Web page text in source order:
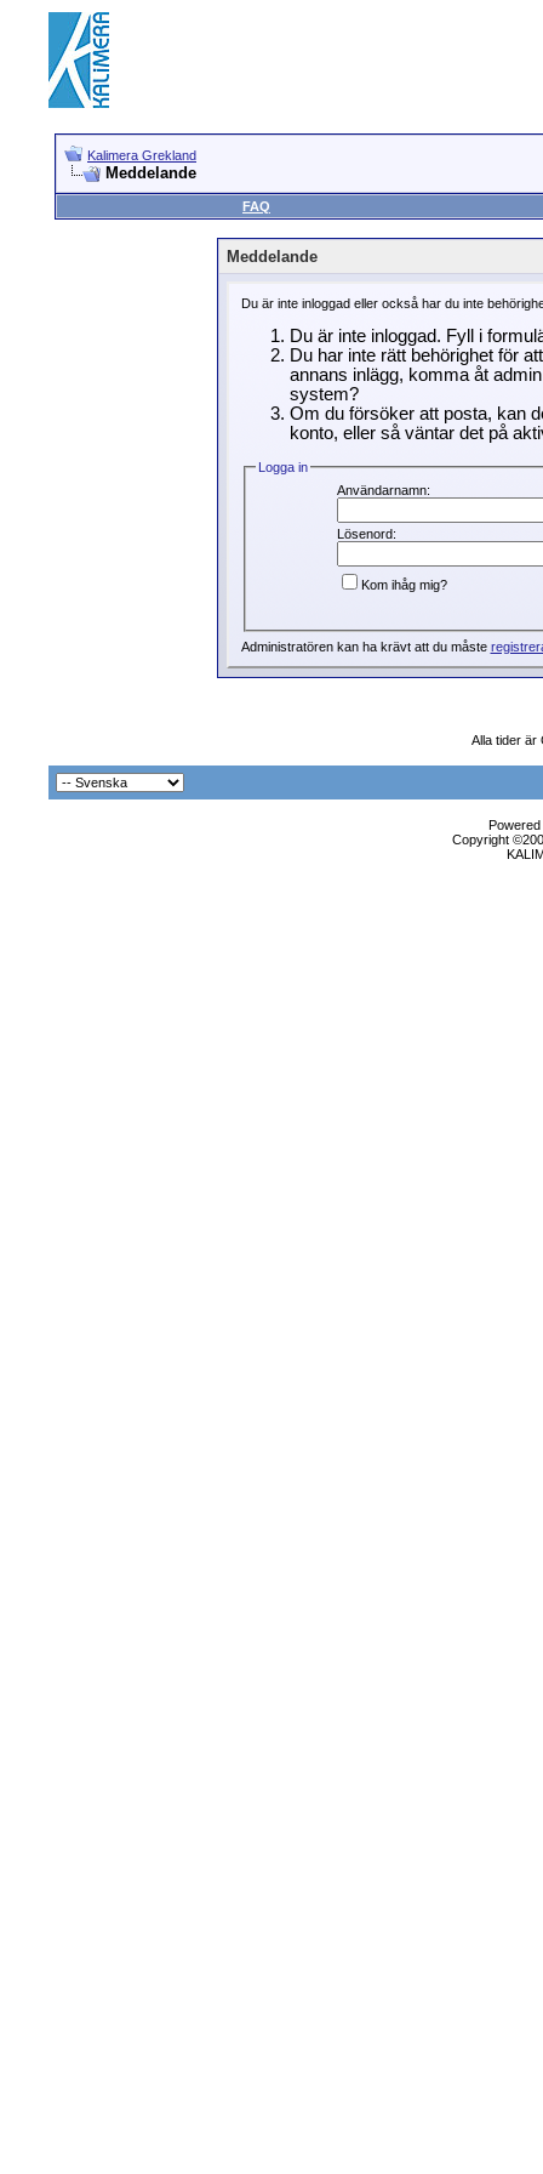
Kalimera Grekland
Meddelande
FAQ
Meddelande
Du är inte inloggad eller också har du inte
Du är inte inloggad. Fyll i
Du har inte rätt behörighet för
annans inlägg, komma åt
system?
Om du försöker att posta, kan
konto, eller så väntar det på
Logga in
Användarnamn:
Lösenord:
Kom ihåg mig?
Administratören kan ha krävt att du måste
Alla tider är
Copyright